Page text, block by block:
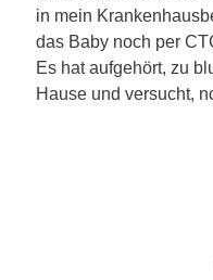
in mein
das Baby noch per
Es hat aufgehört, zu
Hause und versucht,